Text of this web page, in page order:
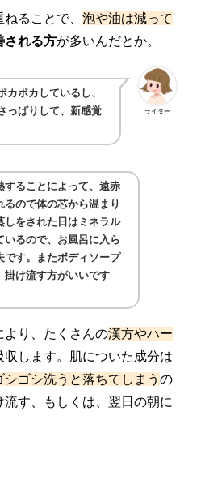
ることで、 泡や油は減って
される方が多いんだとか。
ライター
カポカしているし、
っぱりして、新感覚
することによって、遠赤
るので体の芯から温まり
しをされた日はミネラル
いるので、お風呂に入ら
です。またボディソープ
掛け流す方がいいです
より、たくさんの漢方やハー
収します。肌についた成分は
シゴシ洗うと落ちてしまう の
す、もしくは、翌日の朝に